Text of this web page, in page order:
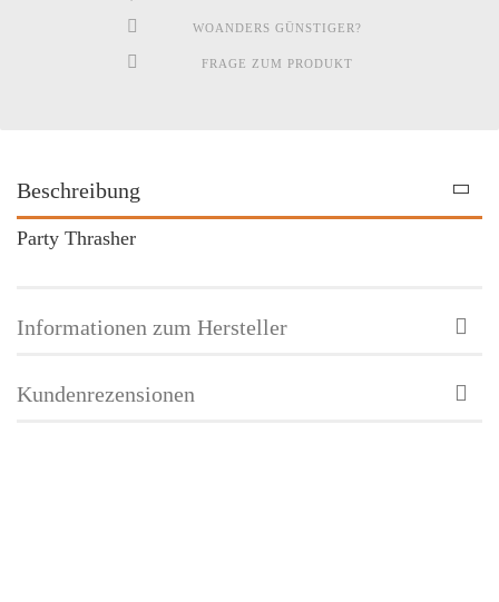
WOANDERS GÜNSTIGER?
FRAGE ZUM PRODUKT
Beschreibung
Party Thrasher
Informationen zum Hersteller
Kundenrezensionen